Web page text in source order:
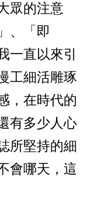
眾的注意
、「即
一直以來引
工細活雕琢
，在時代的
有多少人心
所堅持的細
會哪天，這